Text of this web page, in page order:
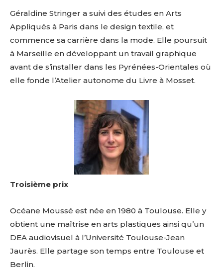
Géraldine Stringer a suivi des études en Arts
Appliqués à Paris dans le design textile, et
commence sa carrière dans la mode. Elle poursuit
à Marseille en développant un travail graphique
avant de s’installer dans les Pyrénées-Orientales où
elle fonde l’Atelier autonome du Livre à Mosset.
Troisième prix
Océane Moussé est née en 1980 à Toulouse. Elle y
obtient une maîtrise en arts plastiques ainsi qu’un
DEA audiovisuel à l’Université Toulouse-Jean
Jaurès. Elle partage son temps entre Toulouse et
Berlin.